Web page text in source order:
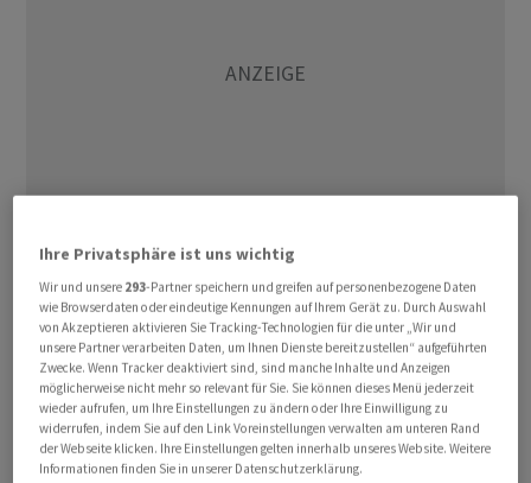
«Obwohl das Gericht die verfassungswidrig hohe
Schadensersatzsumme reduziert hat, sind wir mit der
Entscheidung des Gerichts in der Sache nicht
einverstanden», teilte das Unternehmen am Mittwoch
mit. Das Verfahren sei von gravierenden Fehlern geprägt
gewesen. Diese könnten und müssten korrigiert
werden. Des Weiteren verweist Bayer darauf, dass der
Ihre Privatsphäre ist uns wichtig
Wir und unsere 293-Partner speichern und greifen auf personenbezogene Daten
wie Browserdaten oder eindeutige Kennungen auf Ihrem Gerät zu. Durch Auswahl
von Akzeptieren aktivieren Sie Tracking-Technologien für die unter „Wir und
unsere Partner verarbeiten Daten, um Ihnen Dienste bereitzustellen“ aufgeführten
Zwecke. Wenn Tracker deaktiviert sind, sind manche Inhalte und Anzeigen
möglicherweise nicht mehr so relevant für Sie. Sie können dieses Menü jederzeit
wieder aufrufen, um Ihre Einstellungen zu ändern oder Ihre Einwilligung zu
widerrufen, indem Sie auf den Link Voreinstellungen verwalten am unteren Rand
der Webseite klicken. Ihre Einstellungen gelten innerhalb unseres Website. Weitere
Informationen finden Sie in unserer Datenschutzerklärung.